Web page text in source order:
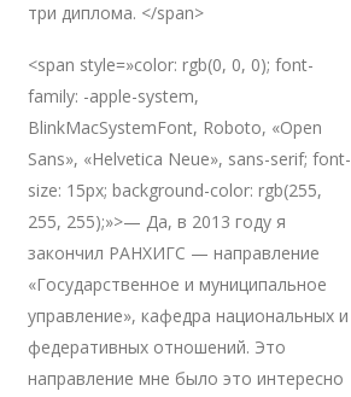
три диплома. </span>
<span style=»color: rgb(0, 0, 0); font-
family: -apple-system,
BlinkMacSystemFont, Roboto, «Open
Sans», «Helvetica Neue», sans-serif; font-
size: 15px; background-color: rgb(255,
255, 255);»>— Да, в 2013 году я
закончил РАНХИГС — направление
«Государственное и муниципальное
управление», кафедра национальных и
федеративных отношений. Это
направление мне было это интересно